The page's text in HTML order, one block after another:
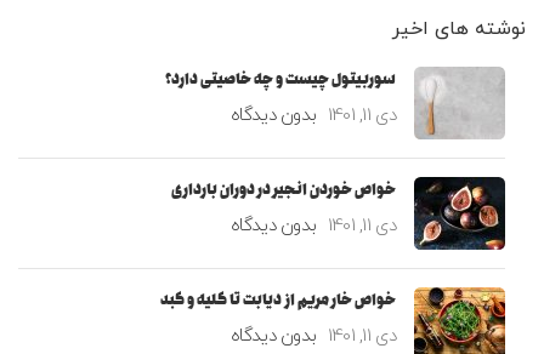
نوشته های اخیر
سوربیتول چیست و چه خاصیتی دارد؟
دی 11, 1401 بدون دیدگاه
خواص خوردن انجیر در دوران بارداری
دی 11, 1401 بدون دیدگاه
خواص خار مریم از دیابت تا کلیه و کبد
دی 11, 1401 بدون دیدگاه